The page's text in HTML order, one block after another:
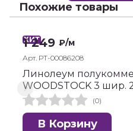
Похожие товары
ХИТ
1 249 ₽/м
Арт. РТ-00086208
Линолеум
WOODSTOCK 3 шир.
(0)
В Корзину